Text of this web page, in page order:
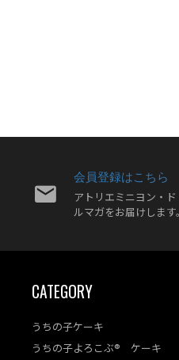
会員登録はこちら
アトリエミニヨン・
ルマガをお届けします。
CATEGORY
うちの子ケーキ
うちの子よろこぶ® ケーキ